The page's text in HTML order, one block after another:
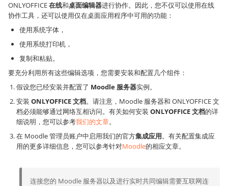
ONLYOFFICE在线和桌面编辑器进行协作。因此，您不仅可以使用在线
协作工具，还可以使用仅在桌面应用程序中可用的功能：
使用系统字体，
使用系统打印机，
复制和粘贴。
要充分利用所有这些编辑选项，您需要安装和配置几个组件：
假设您已经安装并配置了 Moodle 服务器实例。
安装 ONLYOFFICE 文档。请注意，Moodle 服务器和 ONLYOFFICE 文
档必须能够通过网络互相访问。有关如何安装 ONLYOFFICE 文档的详
细说明，您可以参考我们的文章。
在 Moodle 管理员账户中启用我们的官方集成应用。有关配置集成应
用的更多详细信息，您可以参考针对Moodle的相应文章。
连接您的 Moodle 服务器以及进行实时共同编辑需要互联网连